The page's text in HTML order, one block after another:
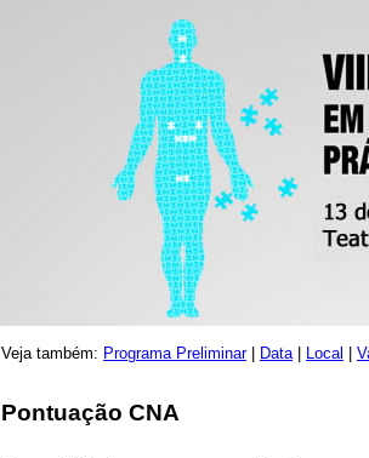
Veja também: Programa Preliminar| Data| Local
Pontuação CNA